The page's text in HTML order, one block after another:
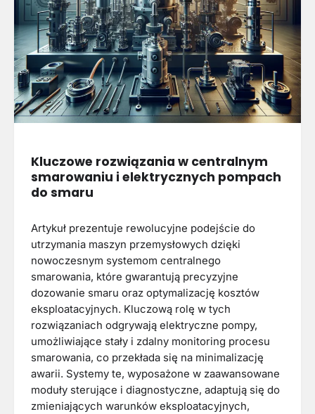
Kluczowe rozwiązania w centralnym
smarowaniu i elektrycznych pompach
do smaru
Artykuł prezentuje rewolucyjne podejście do
utrzymania maszyn przemysłowych dzięki
nowoczesnym systemom centralnego
smarowania, które gwarantują precyzyjne
dozowanie smaru oraz optymalizację kosztów
eksploatacyjnych. Kluczową rolę w tych
rozwiązaniach odgrywają elektryczne pompy,
umożliwiające stały i zdalny monitoring procesu
smarowania, co przekłada się na minimalizację
awarii. Systemy te, wyposażone w zaawansowane
moduły sterujące i diagnostyczne, adaptują się do
zmieniających warunków eksploatacyjnych,